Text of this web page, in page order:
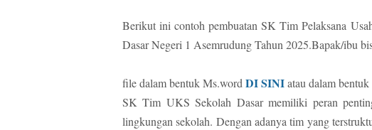
Berikut ini contoh pembuatan SK Tim Pelaksana
Dasar Negeri 1 Asemrudung Tahun 2025.Bapak/ibu
file dalam bentuk Ms.word DI SINIatau dalam
SK Tim UKS Sekolah Dasar memiliki peran
lingkungan sekolah. Dengan adanya tim yang